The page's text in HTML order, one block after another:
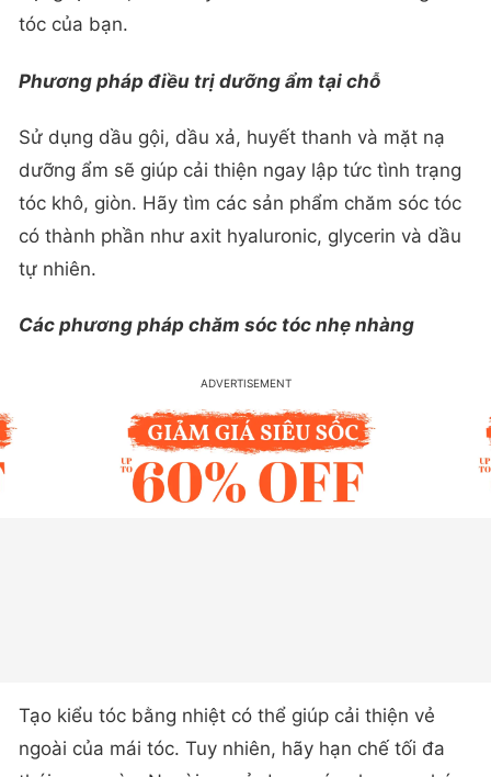
tóc của bạn.
Phương pháp điều trị dưỡng ẩm tại chỗ
Sử dụng dầu gội, dầu xả, huyết thanh và mặt nạ
dưỡng ẩm sẽ giúp cải thiện ngay lập tức tình trạng
tóc khô, giòn. Hãy tìm các sản phẩm chăm sóc tóc
có thành phần như axit hyaluronic, glycerin và dầu
tự nhiên.
Các phương pháp chăm sóc tóc nhẹ nhàng
Tạo kiểu tóc bằng nhiệt có thể giúp cải thiện vẻ
ngoài của mái tóc. Tuy nhiên, hãy hạn chế tối đa